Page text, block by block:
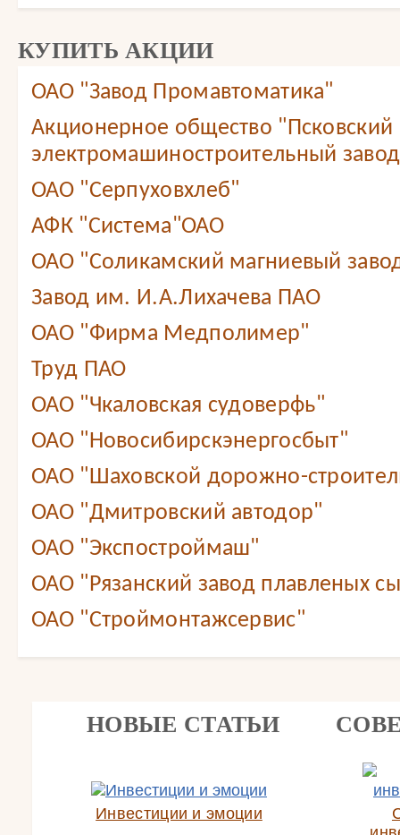
КУПИТЬ АКЦИИ
ОАО "Завод Промавтоматика"
Акционерное общество "Псковский
электромашиностроительный
ОАО "Серпуховхлеб"
АФК "Система"ОАО
ОАО "Соликамский магниевый
Завод им. И.А.Лихачева ПАО
ОАО "Фирма Медполимер"
Труд ПАО
ОАО "Чкаловская судоверфь"
ОАО "Новосибирскэнергосбыт"
ОАО "Шаховской дорожно-
ОАО "Дмитровский автодор"
ОАО "Экспостроймаш"
ОАО "Рязанский завод плавленых
ОАО "Строймонтажсервис"
НОВЫЕ СТАТЬИ
Инвестиции и эмоции